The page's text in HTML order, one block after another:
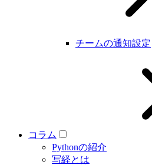
チームの通知設定
コラム
Pythonの紹介
写経とは